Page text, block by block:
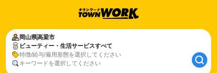
岡山県高梁市
ビューティー・生活サービスすべて
特徴/給与/雇用形態を選択してください
キーワードを選択してください